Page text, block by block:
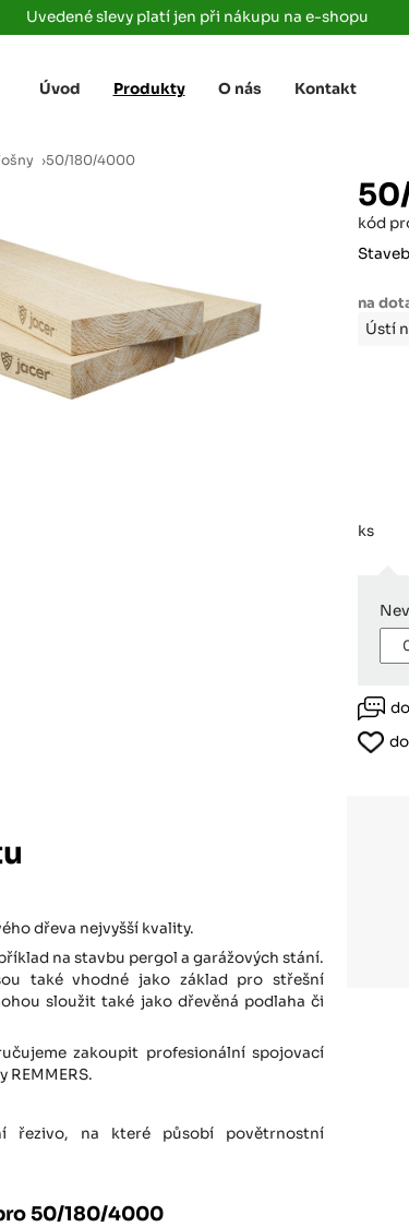
Uvedené slevy platí jen při nákupu na e-shopu
›50/180/4000
kód
na
Ústí
ks
dřeva nejvyšší kvality.
na stavbu pergol a garážových stání.
také vhodné jako základ pro střešní
sloužit také jako dřevěná podlaha či
zakoupit profesionální spojovací
REMMERS.
řezivo, na které působí povětrnostní
50/180/4000
Úvod Produkty O nás Kontakt
Ústí nad Labem, 400 01
+420 731
(Za čerpací stanicí TANK ONO)
Předboj, 250 72
+420 734
Rokycanská 2656/2,
(parkoviště Albert)